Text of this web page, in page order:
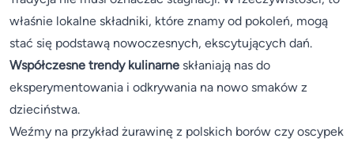
właśnie lokalne składniki, które znamy od pokoleń, mogą
stać się podstawą nowoczesnych, ekscytujących dań.
Współczesne trendy kulinarne skłaniają nas do
eksperymentowania i odkrywania na nowo smaków z
dzieciństwa.
Weźmy na przykład żurawinę z polskich borów czy oscypek